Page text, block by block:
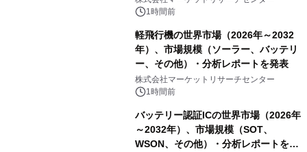
1時間前
軽飛行機の世界市場（2026年～2032
年）、市場規模（ソーラー、バッテリ
ー、その他）・分析レポートを発表
株式会社マーケットリサーチセンター
1時間前
バッテリー認証ICの世界市場（2026年
～2032年）、市場規模（SOT、
WSON、その他）・分析レポートを発